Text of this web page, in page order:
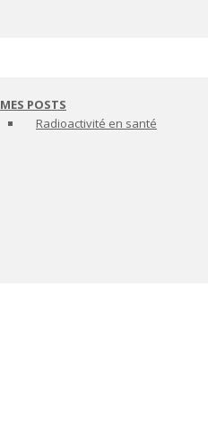
MES POSTS
Radioactivité en santé